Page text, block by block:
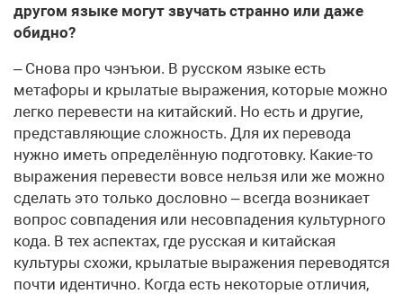
другом языке могут звучать странно или даже
обидно?
– Снова про чэнъюи. В русском языке есть
метафоры и крылатые выражения, которые можно
легко перевести на китайский. Но есть и другие,
представляющие сложность. Для их перевода
нужно иметь определённую подготовку. Какие-то
выражения перевести вовсе нельзя или же можно
сделать это только дословно – всегда возникает
вопрос совпадения или несовпадения культурного
кода. В тех аспектах, где русская и китайская
культуры схожи, крылатые выражения переводятся
почти идентично. Когда есть некоторые отличия,